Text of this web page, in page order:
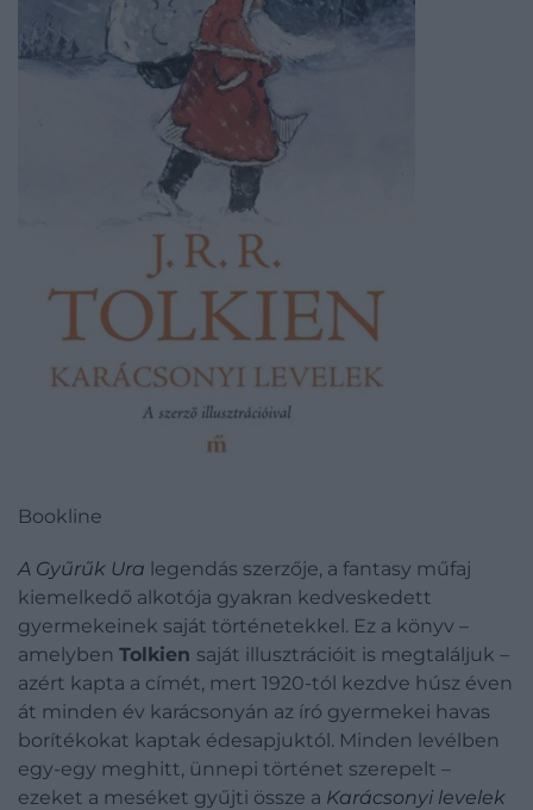
Bookline
A Gyűrűk Ura legendás szerzője, a fantasy műfaj
kiemelkedő alkotója gyakran kedveskedett
gyermekeinek saját történetekkel. Ez a könyv –
amelyben Tolkien saját illusztrációit is megtaláljuk –
azért kapta a címét, mert 1920-tól kezdve húsz éven
át minden év karácsonyán az író gyermekei havas
borítékokat kaptak édesapjuktól. Minden levélben
egy-egy meghitt, ünnepi történet szerepelt –
ezeket a meséket gyűjti össze a Karácsonyi levelek